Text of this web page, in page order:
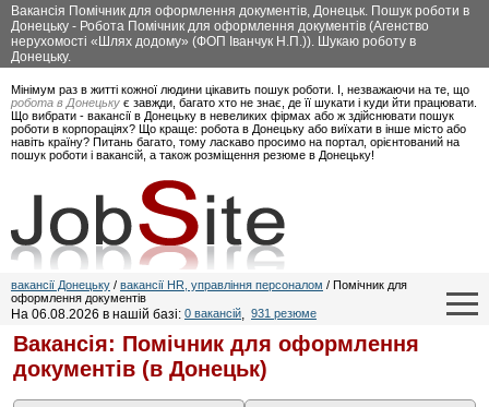
Вакансія Помічник для оформлення документів, Донецьк. Пошук роботи в
Донецьку - Робота Помічник для оформлення документів (Агенство
нерухомості «Шлях додому» (ФОП Іванчук Н.П.)). Шукаю роботу в
Донецьку.
Мінімум раз в житті кожної людини цікавить пошук роботи. І, незважаючи на те, що
робота в Донецьку є завжди, багато хто не знає, де її шукати і куди йти працювати.
Що вибрати - вакансії в Донецьку в невеликих фірмах або ж здійснювати пошук
роботи в корпораціях? Що краще: робота в Донецьку або виїхати в інше місто або
навіть країну? Питань багато, тому ласкаво просимо на портал, орієнтований на
пошук роботи і вакансій, а також розміщення резюме в Донецьку!
вакансії Донецьку / вакансії HR, управління персоналом / Помічник для
оформлення документів
На 06.08.2026 в нашій базі: 0 вакансій, 931 резюме
Вакансія: Помічник для оформлення
документів (в Донецьк)